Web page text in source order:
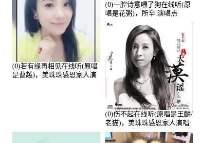
(0)若有缘再相见在线听(原唱
是曹越)，美珠珠感恩家人演
(0)一腔诗意喂了狗在线听(原
唱是花粥)，所辛.演唱点
播:80720次
(0)伤不起在线听(原唱是王麟/
老猫)，美珠珠感恩家人演唱
点播:80218次